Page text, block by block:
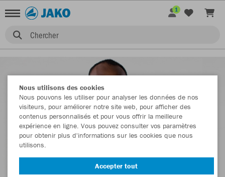
Chercher
1
Nous utilisons des cookies
Nous pouvons les utiliser pour analyser les données de nos
visiteurs, pour améliorer notre site web, pour afficher des
contenus personnalisés et pour vous offrir la meilleure
expérience en ligne. Vous pouvez consulter vos paramètres
pour obtenir plus d'informations sur les cookies que nous
utilisons.
Accepter tout